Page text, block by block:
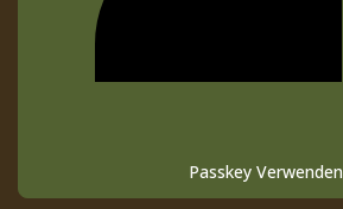
Passkey Verwenden